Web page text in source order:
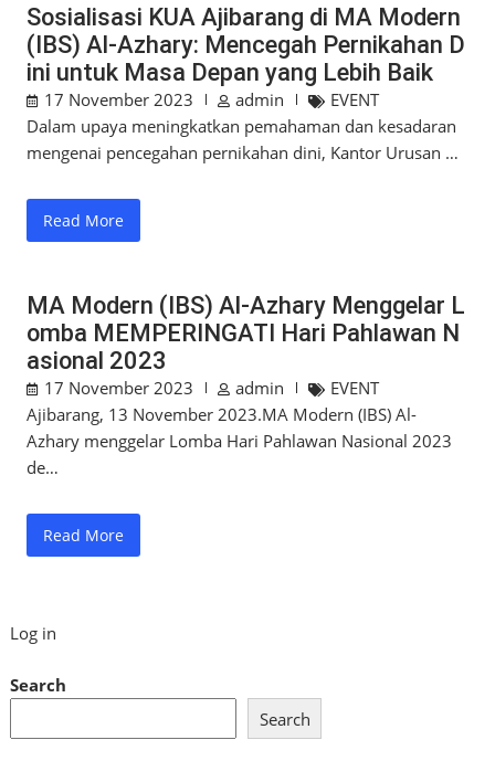
Sosialisasi KUA Ajibarang di MA Modern
(IBS) Al-Azhary: Mencegah Pernikahan D
ini untuk Masa Depan yang Lebih Baik
17 November 2023 admin
EVENT
Dalam upaya meningkatkan pemahaman dan kesadaran
mengenai pencegahan pernikahan dini, Kantor Urusan …
Read More
MA Modern (IBS) Al-Azhary Menggelar L
omba MEMPERINGATI Hari Pahlawan N
asional 2023
17 November 2023 admin
EVENT
Ajibarang, 13 November 2023.MA Modern (IBS) Al-
Azhary menggelar Lomba Hari Pahlawan Nasional 2023
de…
Read More
Log in
Search
Search